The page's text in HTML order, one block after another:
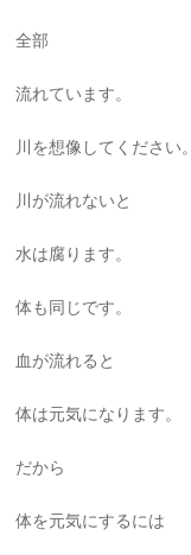
全部
流れています。
川を想像してください。
川が流れないと
水は腐ります。
体も同じです。
血が流れると
体は元気になります。
だから
体を元気にするには